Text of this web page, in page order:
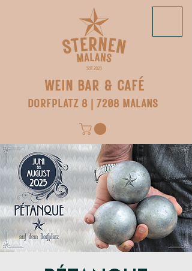
WEIN BAR & CAFÉ
DORFPLATZ 8 | 7208 MALANS